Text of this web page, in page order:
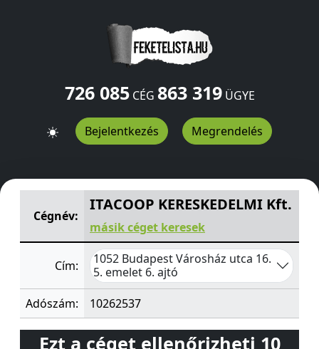
726 085CÉG 863 319ÜGYE
Bejelentkezés Megrendelés
ITACOOP KERESKEDELMI Kft.Városház utca 16. 5.
Cégnév:
ITACOOP KERESKEDELMI Kft.
másik céget keresek
Cím:
1052 Budapest Városház utca 16.
5. emelet 6. ajtó
Adószám:
10262537
Ezt a céget ellenőrizheti 10